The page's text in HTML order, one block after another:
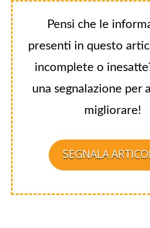
Pensi che le
presenti in questo
incomplete o
una segnalazione per
migliorare!
SEGNALA